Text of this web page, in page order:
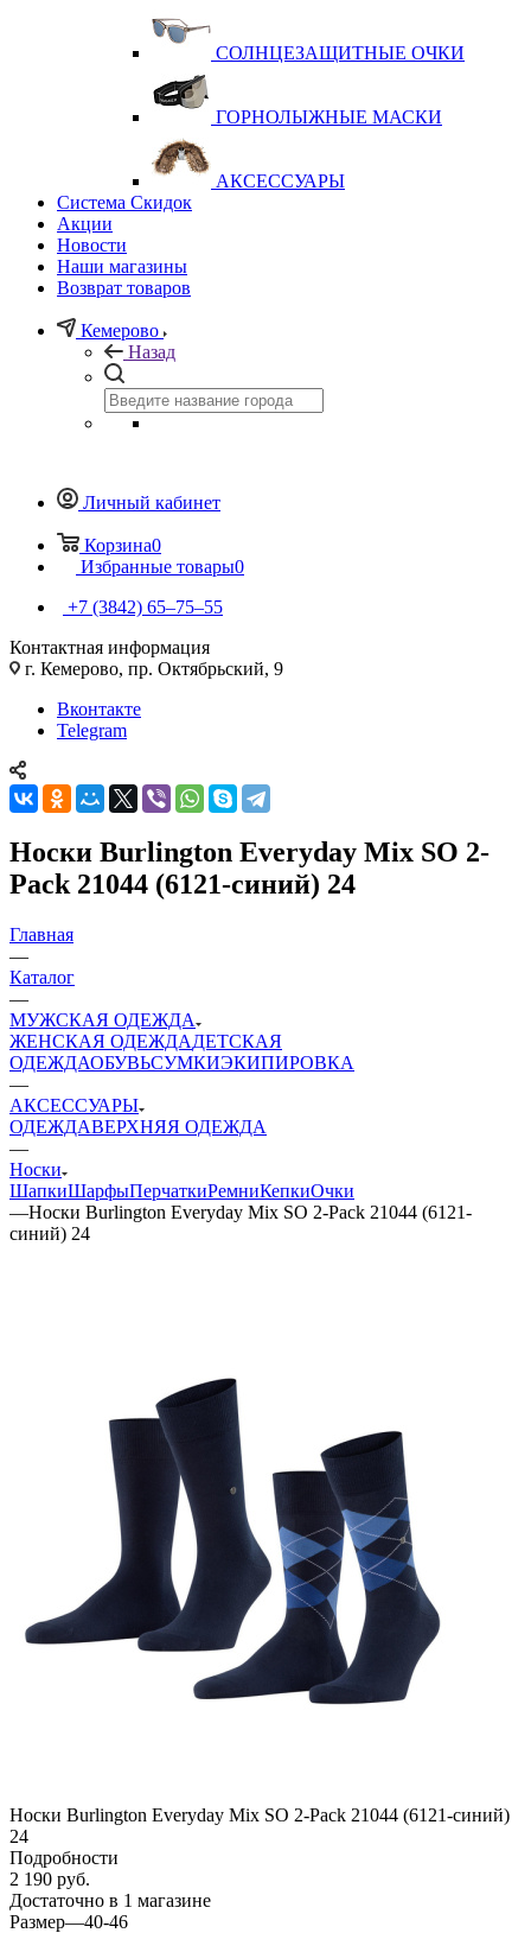
СОЛНЦЕЗАЩИТНЫЕ ОЧКИ
ГОРНОЛЫЖНЫЕ МАСКИ
АКСЕССУАРЫ
Система Скидок
Акции
Новости
Наши магазины
Возврат товаров
Кемерово
Назад
Личный кабинет
Корзина0
Избранные товары0
+7 (3842) 65–75–55
Контактная информация
г. Кемерово, пр. Октябрьский, 9
Вконтакте
Telegram
Носки Burlington Everyday Mix SO 2-
Pack 21044 (6121-синий) 24
Главная
—
Каталог
—
МУЖСКАЯ ОДЕЖДА
ЖЕНСКАЯ ОДЕЖДАДЕТСКАЯ
ОДЕЖДАОБУВЬСУМКИЭКИПИРОВКА
—
АКСЕССУАРЫ
ОДЕЖДАВЕРХНЯЯ ОДЕЖДА
—
Носки
ШапкиШарфыПерчаткиРемниКепкиОчки
—Носки Burlington Everyday Mix SO 2-Pack 21044 (6121-
синий) 24
Носки Burlington Everyday Mix SO 2-Pack 21044 (6121-синий)
24
Подробности
2 190 руб.
Достаточно в 1 магазине
Размер—40-46